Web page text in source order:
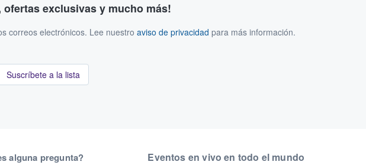
exclusivas y mucho más!
correos electrónicos. Lee nuestro aviso de privacidad para más información.
Suscríbete a la lista
alguna pregunta? Eventos en vivo en todo el mundo